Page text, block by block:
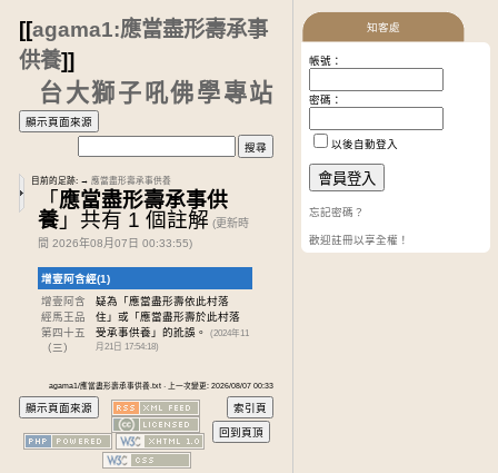
[[agama1:應當盡形壽承事
供養]]
台大獅子吼佛學專站
目前的足跡: → 應當盡形壽承事供養
「應當盡形壽承事供
養」共有 1 個註解 (更新時
間 2026年08月07日 00:33:55)
增壹阿含經(1)
增壹阿含
經馬王品
第四十五
（三）
疑為「應當盡形壽依此村落
住」或「應當盡形壽於此村落
受承事供養」的訛誤。
(2024年11
月21日 17:54:18)
agama1/應當盡形壽承事供養.txt · 上一次變更: 2026/08/07 00:33
知客處
帳號：
密碼：
以後自動登入
忘記密碼？
歡迎註冊以享全權！